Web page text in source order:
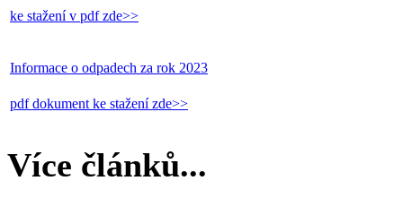
ke stažení v pdf zde>>
Informace o odpadech za rok 2023
pdf dokument ke stažení zde>>
Více článků...